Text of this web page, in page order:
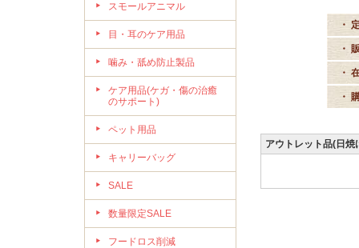
スモールアニマル
目・耳のケア用品
噛み・舐め防止製品
ケア用品(ケガ・傷の治癒
のサポート)
ペット用品
キャリーバッグ
SALE
数量限定SALE
フードロス削減
・
・
・
・
アウトレット品(日